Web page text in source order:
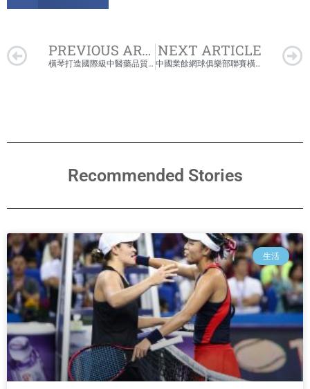
Prev PREVIOUS ARTICLE
橫琴打造國際級中醫藥品質控制基地
NEXT ARTICLE
中國業餘網球俱樂部聯賽橫琴再度開賽
Recommended Stories
生活